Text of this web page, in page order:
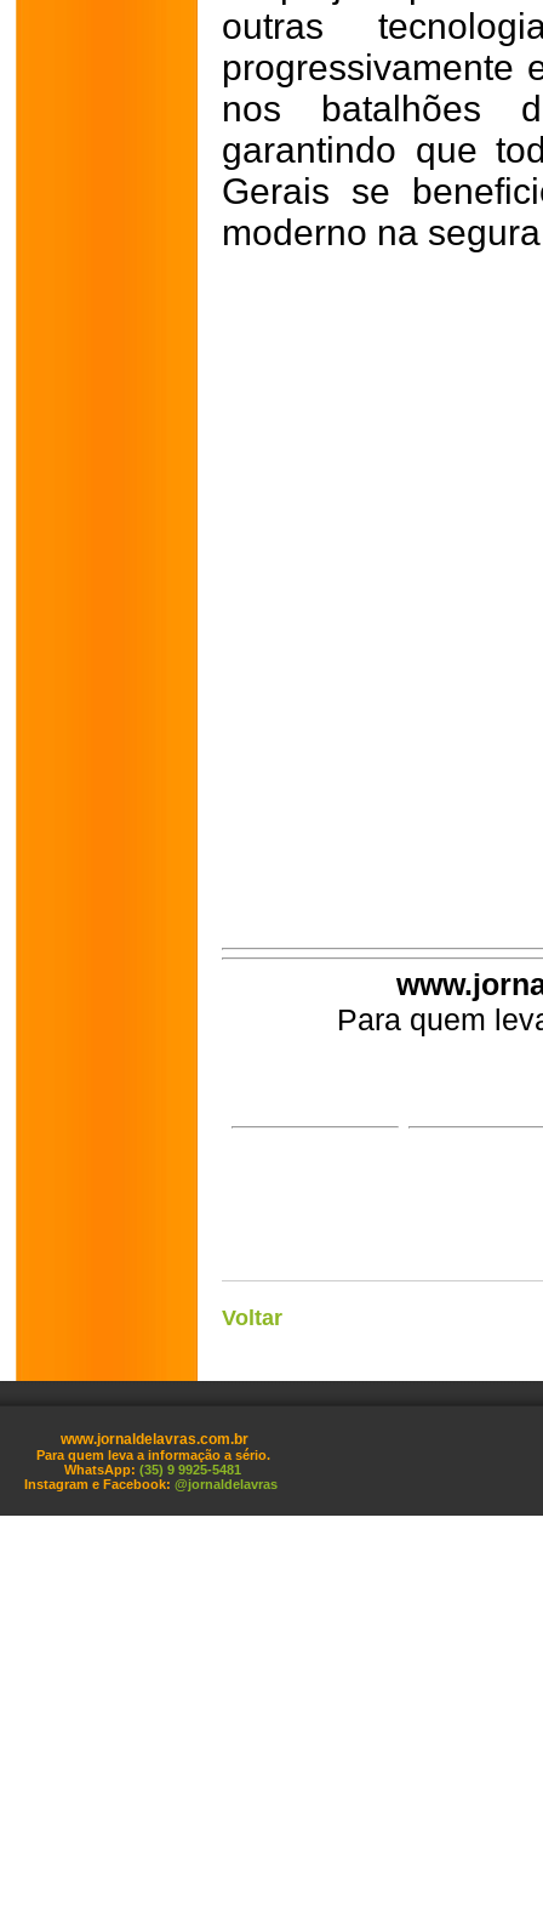
outras
progressivamente
nos batalhões
garantindo que
Gerais se
moderno na
Para quem
Voltar
www.jornaldelavras.com.br
Para quem leva a informação a sério.
WhatsApp: (35) 9 9925-5481
Instagram e Facebook: @jornaldelavras